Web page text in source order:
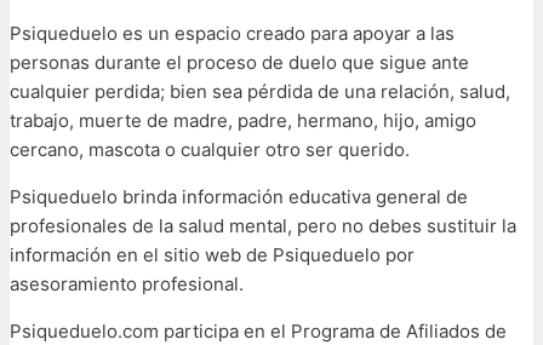
Psiqueduelo es un espacio creado para apoyar a las
personas durante el proceso de duelo que sigue ante
cualquier perdida; bien sea pérdida de una relación, salud,
trabajo, muerte de madre, padre, hermano, hijo, amigo
cercano, mascota o cualquier otro ser querido.
Psiqueduelo brinda información educativa general de
profesionales de la salud mental, pero no debes sustituir la
información en el sitio web de Psiqueduelo por
asesoramiento profesional.
Psiqueduelo.com participa en el Programa de Afiliados de